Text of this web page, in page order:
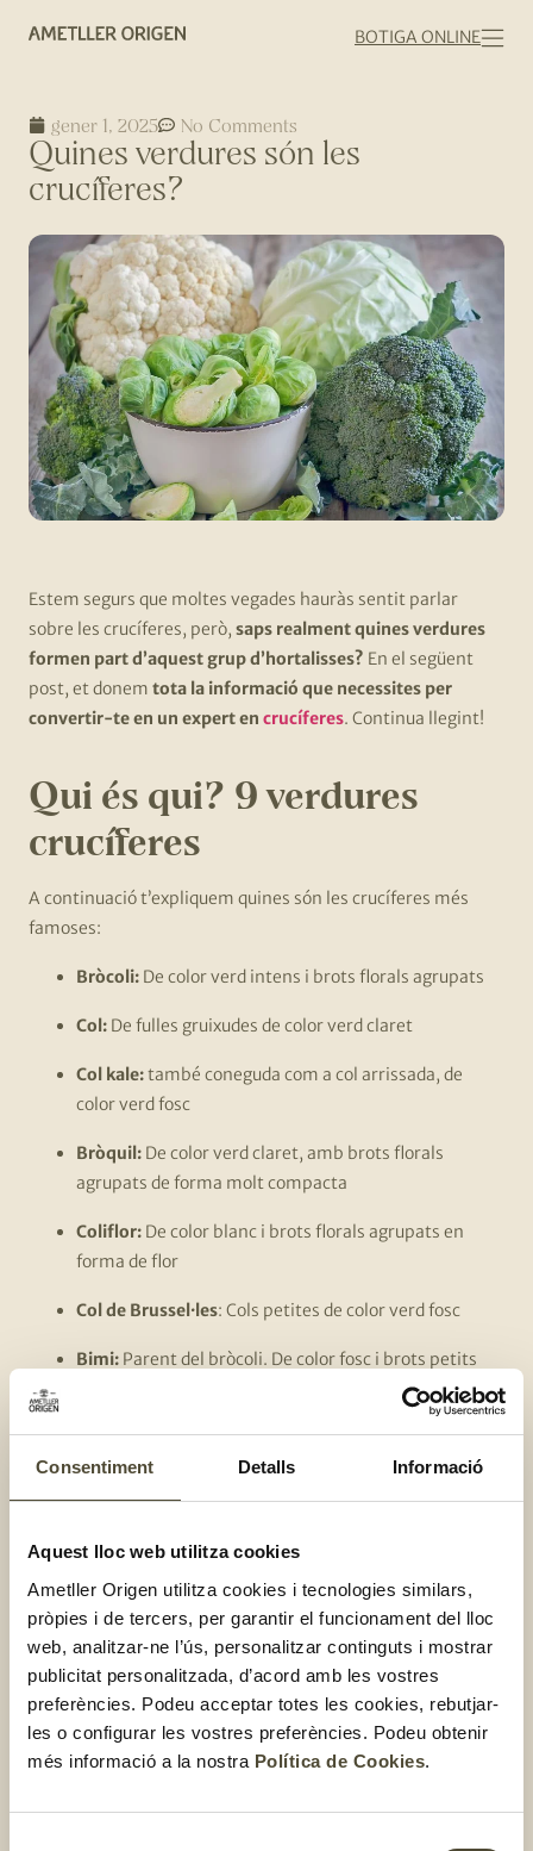
Consentiment Detalls Informació
Aquest lloc web utilitza cookies
Ametller Origen utilitza cookies i tecnologies similars,
pròpies i de tercers, per garantir el funcionament del lloc
web, analitzar-ne l’ús, personalitzar continguts i mostrar
publicitat personalitzada, d’acord amb les vostres
preferències. Podeu acceptar totes les cookies, rebutjar-
les o configurar les vostres preferències. Podeu obtenir
més informació a la nostra Política de Cookies.
BOTIGA ONLINE
gener 1, 2025 No Comments
Quines verdures són les
crucíferes?
Estem segurs que moltes vegades hauràs sentit parlar
sobre les crucíferes, però, saps realment quines verdures
formen part d’aquest grup d’hortalisses? En el següent
post, et donem tota la informació que necessites per
convertir-te en un expert en crucíferes. Continua llegint!
Qui és qui? 9 verdures
crucíferes
A continuació t’expliquem quines són les crucíferes més
famoses:
Bròcoli: De color verd intens i brots florals agrupats
Col: De fulles gruixudes de color verd claret
Col kale:també coneguda com a col arrissada, de
color verd fosc
Bròquil: De color verd claret, amb brots florals
agrupats de forma molt compacta
Coliflor: De color blanc i brots florals agrupats en
forma de flor
Col de Brussel·les: Cols petites de color verd fosc
Bimi: Parent del bròcoli. De color fosc i brots petits
: Un híbrid entre el bròcoli i el bròquil, de
color verd brillant i forma d’espiral
Sabies que els raves, els naps i la ruca també formen part
de la família de les crucíferes?
Com menjar les crucíferes?
Aquestes verdures són ideals per menjar bullides,
saltades, al vapor, al forn o en forma de crema.Però
Cintet:pa de bròcoli!